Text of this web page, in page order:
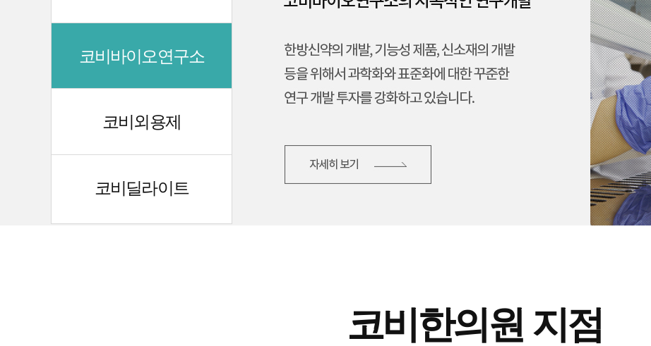
코비바이오연구소
코비외용제
코비딜라이트
코비한의원 지점